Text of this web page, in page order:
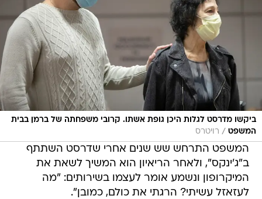
ביקשו מדרסט לגלות היכן גופת אשתו. קרובי משפחתה של ברמן בבית
המשפט / רויטרס
המשפט התרחש שש שנים אחרי שדרסט השתתף
ב"ג'ינקס", ולאחר הריאיון הוא המשיך לשאת את
המיקרופון ונשמע אומר לעצמו בשירותים: "מה
לעזאזל עשיתי? הרגתי את כולם, כמובן".